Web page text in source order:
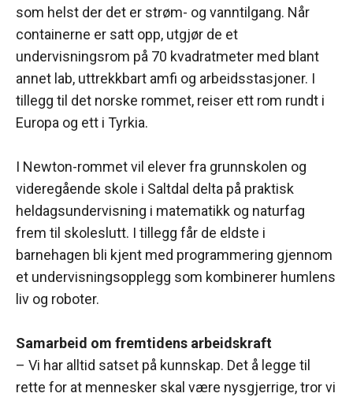
som helst der det er strøm- og vanntilgang. Når
containerne er satt opp, utgjør de et
undervisningsrom på 70 kvadratmeter med blant
annet lab, uttrekkbart amfi og arbeidsstasjoner. I
tillegg til det norske rommet, reiser ett rom rundt i
Europa og ett i Tyrkia.
I Newton-rommet vil elever fra grunnskolen og
videregående skole i Saltdal delta på praktisk
heldagsundervisning i matematikk og naturfag
frem til skoleslutt. I tillegg får de eldste i
barnehagen bli kjent med programmering gjennom
et undervisningsopplegg som kombinerer humlens
liv og roboter.
Samarbeid om fremtidens arbeidskraft
– Vi har alltid satset på kunnskap. Det å legge til
rette for at mennesker skal være nysgjerrige, tror vi